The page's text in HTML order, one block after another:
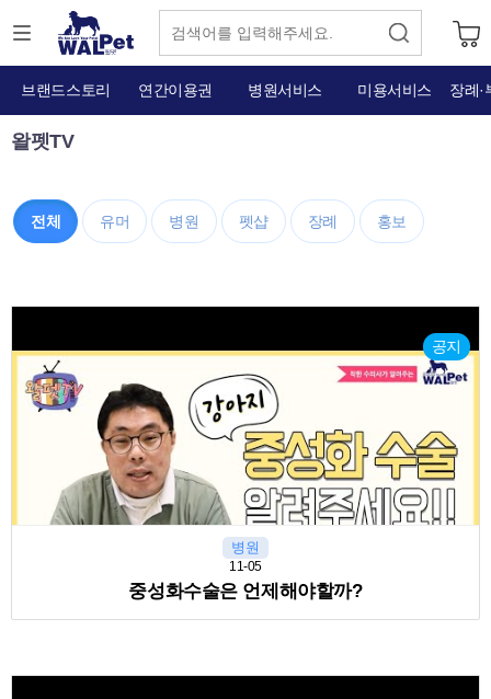
브랜드스토리 연간이용권 병원서비스 미용서비스 장례·
왈펫TV
전체 유머 병원 펫샵 장례 홍보
공지
병원
11-05
중성화수술은 언제해야할까?